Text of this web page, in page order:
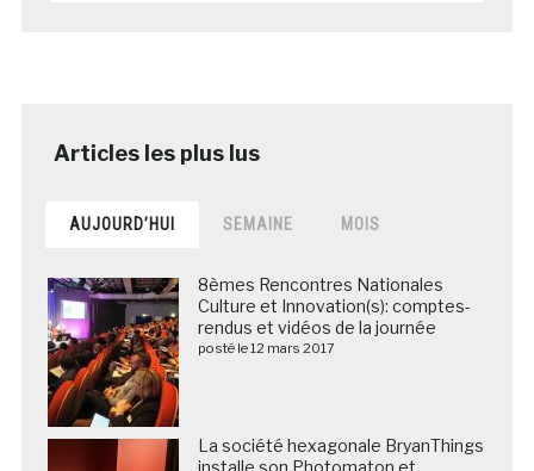
AUJOURD’HUI SEMAINE MOIS
8èmes Rencontres Nationales
Culture et Innovation(s): comptes-
rendus et vidéos de la journée
posté le 12 mars 2017
La société hexagonale BryanThings
installe son Photomaton et